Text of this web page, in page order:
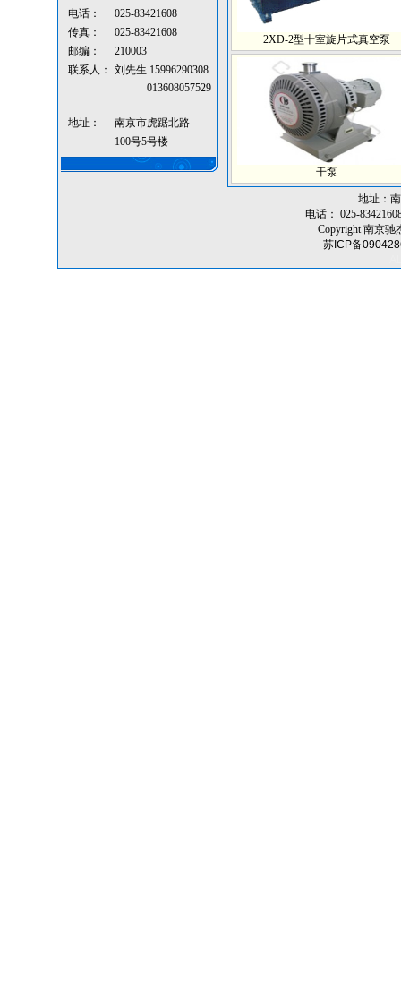
电话：
025-83421608
传真：
025-83421608
邮编：
210003
联系人：
刘先生 15996290308
013608057529
地址：
南京市虎踞北路
100号5号楼
2XD-2型十室旋片式真空泵
干泵
地址：
电话： 025-
Copyright 南京驰
苏ICP备